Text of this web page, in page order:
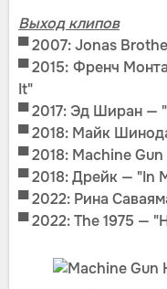
Выход клипов
▀2007: Jonas
▀ 2015: Френч
It"
▀ 2017: Эд Ширан —
▀2018: Майк
▀2018: Machine
▀2018: Дрейк — "In
▀ 2022: Рина
▀ 2022: The 1975 —